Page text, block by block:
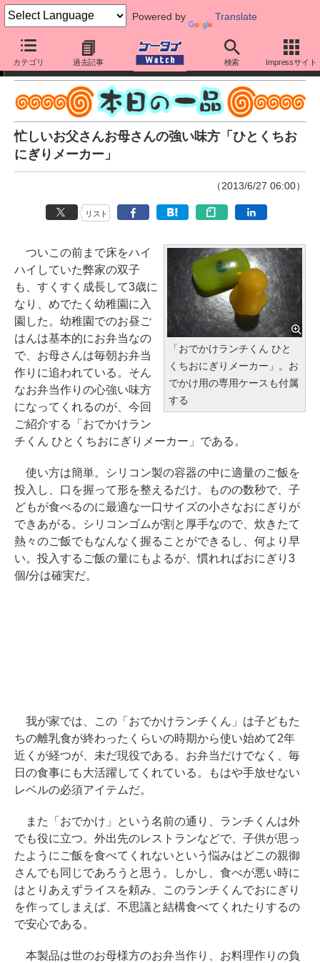
Powered by Translate
カテゴリ 過去記事 検索 Impressサイト
本日の一品
忙しいお父さんお母さんの強い味方「ひとくちお
にぎりメーカー」
（2013/6/27 06:00）
リスト
「おでかけランチくん ひと
くちおにぎりメーカー」。お
でかけ用の専用ケースも付属
する
ついこの前まで床をハイ
ハイしていた弊家の双子
も、すくすく成長して3歳に
なり、めでたく幼稚園に入
園した。幼稚園でのお昼ご
はんは基本的にお弁当なの
で、お母さんは毎朝お弁当
作りに追われている。そん
なお弁当作りの心強い味方
になってくれるのが、今回
ご紹介する「おでかけラン
チくん ひとくちおにぎりメーカー」である。
使い方は簡単。シリコン製の容器の中に適量のご飯を
投入し、口を握って形を整えるだけ。ものの数秒で、子
どもが食べるのに最適な一口サイズの小さなおにぎりが
できあがる。シリコンゴムが割と厚手なので、炊きたて
熱々のご飯でもなんなく握ることができるし、何より早
い。投入するご飯の量にもよるが、慣れればおにぎり3
個/分は確実だ。
我が家では、この「おでかけランチくん」は子どもた
ちの離乳食が終わったくらいの時期から使い始めて2年
近くが経つが、未だ現役である。お弁当だけでなく、毎
日の食事にも大活躍してくれている。もはや手放せない
レベルの必須アイテムだ。
また「おでかけ」という名前の通り、ランチくんは外
でも役に立つ。外出先のレストランなどで、子供が思っ
たようにご飯を食べてくれないという悩みはどこの親御
さんでも同じであろうと思う。しかし、食べが悪い時に
はとりあえずライスを頼み、このランチくんでおにぎり
を作ってしまえば、不思議と結構食べてくれたりするの
で安心である。
本製品は世のお母様方のお弁当作り、お料理作りの負